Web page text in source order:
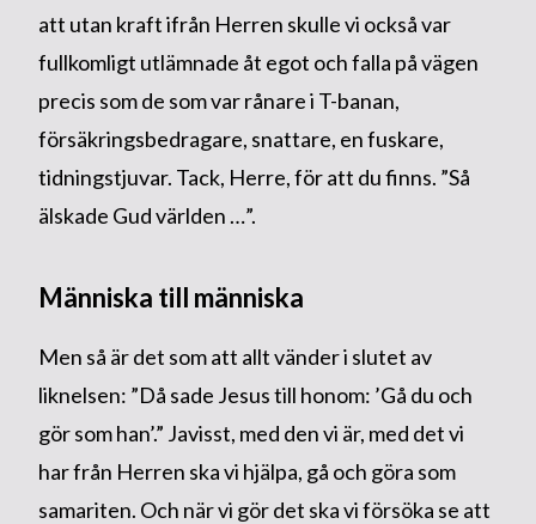
att utan kraft ifrån Herren skulle vi också var
fullkomligt utlämnade åt egot och falla på vägen
precis som de som var rånare i T-banan,
försäkringsbedragare, snattare, en fuskare,
tidningstjuvar. Tack, Herre, för att du finns. ”Så
älskade Gud världen …”.
Människa till människa
Men så är det som att allt vänder i slutet av
liknelsen: ”Då sade Jesus till honom: ’Gå du och
gör som han’.” Javisst, med den vi är, med det vi
har från Herren ska vi hjälpa, gå och göra som
samariten. Och när vi gör det ska vi försöka se att